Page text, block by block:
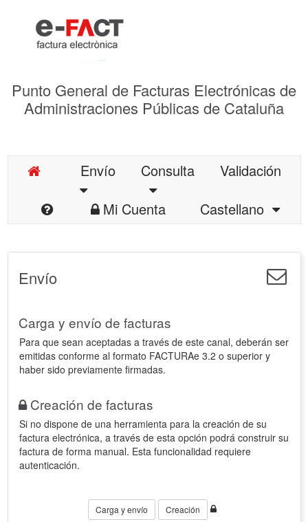
Punto General de Facturas Electrónicas de
Administraciones Públicas de Cataluña
Envío Consulta
Validación
Mi Cuenta
Castellano
Envío
Carga y envío de facturas
Para que sean aceptadas a través de este canal, deberán ser
emitidas conforme al formato FACTURAe 3.2 o superior y
haber sido previamente firmadas.
Creación de facturas
Si no dispone de una herramienta para la creación de su
factura electrónica, a través de esta opción podrá construir su
factura de forma manual. Esta funcionalidad requiere
autenticación.
Carga y envío Creación